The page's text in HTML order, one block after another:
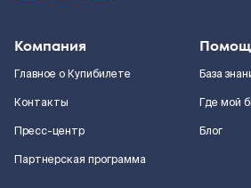
Компания
Главное о Купибилете
Контакты
Пресс-центр
Партнерская программа
База
Где мой
Блог